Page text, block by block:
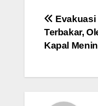
pos
Evakuasi
Terbakar,
Kapal